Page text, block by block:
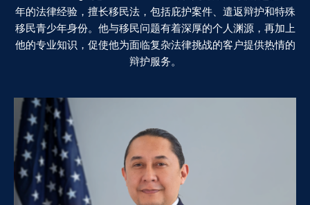
年的法律经验，擅长移民法，包括庇护案件、遣返辩护和特殊
移民青少年身份。他与移民问题有着深厚的个人渊源，再加上
他的专业知识，促使他为面临复杂法律挑战的客户提供热情的
辩护服务。